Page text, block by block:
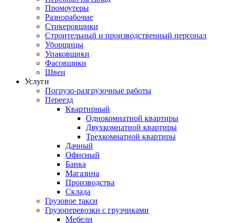
Промоутеры
Разнорабочие
Стикеровщики
Строительный и производственный персонал
Уборщицы
Упаковщики
Фасовщики
Швеи
Услуги
Погрузо-разгрузочные работы
Переезд
Квартирный
Однокомнатной квартиры
Двухкомнатной квартиры
Трехкомнатной квартиры
Дачный
Офисный
Банка
Магазина
Производства
Склада
Грузовое такси
Грузоперевозки с грузчиками
Мебели